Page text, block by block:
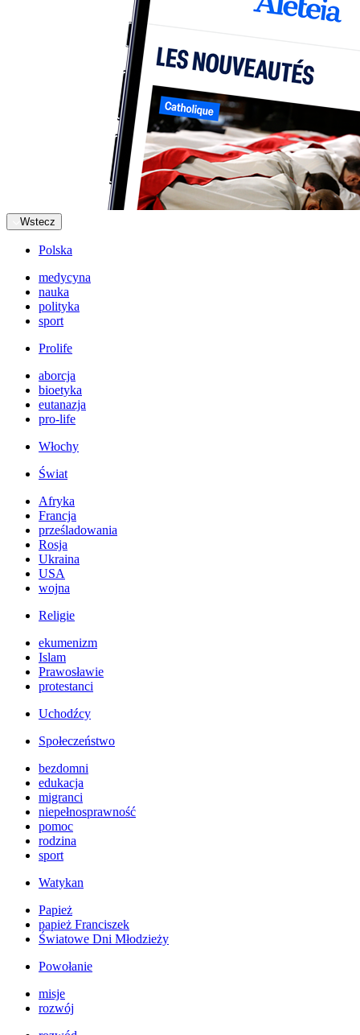
Wstecz
Polska
medycyna
nauka
polityka
sport
Prolife
aborcja
bioetyka
eutanazja
pro-life
Włochy
Świat
Afryka
Francja
prześladowania
Rosja
Ukraina
USA
wojna
Religie
ekumenizm
Islam
Prawosławie
protestanci
Uchodźcy
Społeczeństwo
bezdomni
edukacja
migranci
niepełnosprawność
pomoc
rodzina
sport
Watykan
Papież
papież Franciszek
Światowe Dni Młodzieży
Powołanie
misje
rozwój